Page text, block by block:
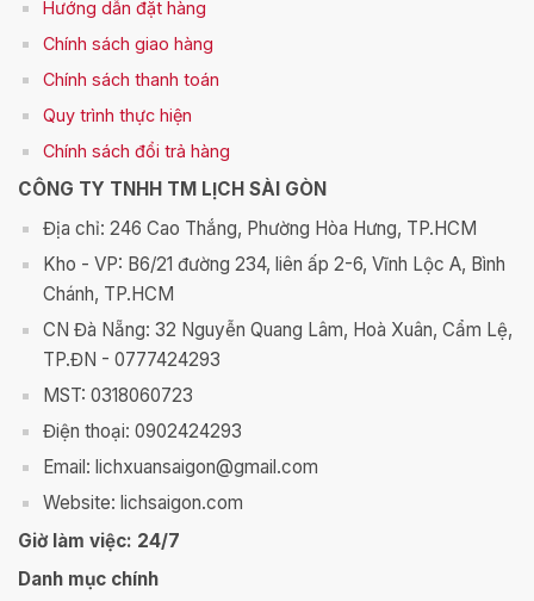
Hướng dẫn đặt hàng
Chính sách giao hàng
Chính sách thanh toán
Quy trình thực hiện
Chính sách đổi trả hàng
CÔNG TY TNHH TM LỊCH SÀI GÒN
Địa chỉ: 246 Cao Thắng, Phường Hòa Hưng, TP.HCM
Kho - VP: B6/21 đường 234, liên ấp 2-6, Vĩnh Lộc A, Bình
Chánh, TP.HCM
CN Đà Nẵng: 32 Nguyễn Quang Lâm, Hoà Xuân, Cẩm Lệ,
TP.ĐN - 0777424293
MST: 0318060723
Điện thoại: 0902424293
Email: lichxuansaigon@gmail.com
Website: lichsaigon.com
Giờ làm việc: 24/7
Danh mục chính